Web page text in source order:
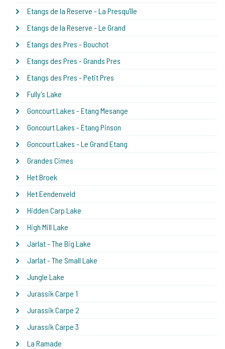
Etangs de la Reserve - La Presqu'île
Etangs de la Reserve - Le Grand
Etangs des Pres - Bouchot
Etangs des Pres - Grands Pres
Etangs des Pres - Petit Pres
Fully's Lake
Goncourt Lakes - Etang Mesange
Goncourt Lakes - Etang Pinson
Goncourt Lakes - Le Grand Etang
Grandes Cimes
Het Broek
Het Eendenveld
Hidden Carp Lake
High Mill Lake
Jarlat - The Big Lake
Jarlat - The Small Lake
Jungle Lake
Jurassik Carpe 1
Jurassik Carpe 2
Jurassik Carpe 3
La Ramade